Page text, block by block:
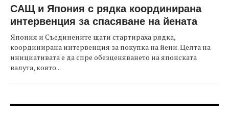
САЩ и Япония с рядка координирана
интервенция за спасяване на йената
Япония и Съединените щати стартираха рядка,
координирана интервенция за покупка на йени. Целта на
инициативата е да спре обезценяването на японската
валута, която...